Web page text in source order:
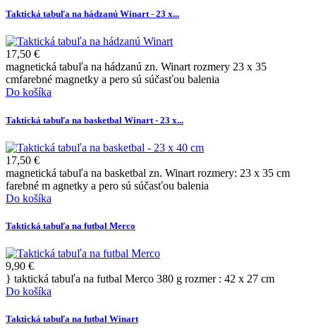
Taktická tabuľa na hádzanú Winart - 23 x...
17,50 €
magnetická tabuľa na hádzanú zn. Winart rozmery 23 x 35
cmfarebné magnetky a pero sú súčasťou balenia
Do košíka
Taktická tabuľa na basketbal Winart - 23 x...
17,50 €
magnetická tabuľa na basketbal zn. Winart rozmery: 23 x 35 cm
farebné m agnetky a pero sú súčasťou balenia
Do košíka
Taktická tabuľa na futbal Merco
9,90 €
} taktická tabuľa na futbal Merco 380 g rozmer : 42 x 27 cm
Do košíka
Taktická tabuľa na futbal Winart